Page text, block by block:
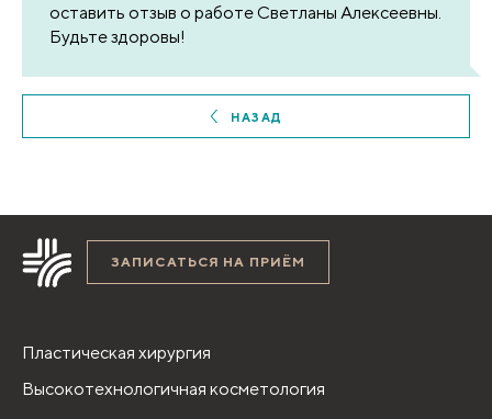
оставить отзыв о работе Светланы Алексеевны.
Будьте здоровы!
НАЗАД
ЗАПИСАТЬСЯ НА ПРИЁМ
Пластическая хирургия
Высокотехнологичная косметология